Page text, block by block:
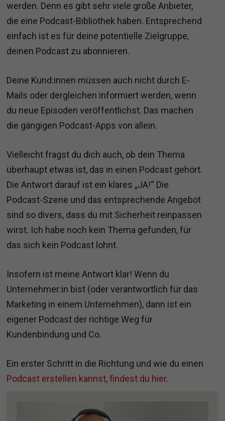
werden. Denn es gibt sehr viele große Anbieter,
die eine Podcast-Bibliothek haben. Entsprechend
einfach ist es für deine potentielle Zielgruppe,
deinen Podcast zu abonnieren.
Deine Kund:innen müssen auch nicht durch E-
Mails oder dergleichen informiert werden, wenn
du neue Episoden veröffentlichst. Das machen
die gängigen Podcast-Apps von allein.
Vielleicht fragst du dich auch, ob dein Thema
überhaupt etwas ist, das in einen Podcast gehört.
Die Antwort darauf ist ein klares „JA!“ Die
Podcast-Szene und das entsprechende Angebot
sind so divers, dass du mit Sicherheit reinpassen
wirst. Ich habe noch kein Thema gefunden, für
das sich kein Podcast lohnt.
Insofern ist meine Antwort klar! Wenn du
Unternehmer:in bist (oder verantwortlich für das
Marketing in einem Unternehmen), dann ist ein
eigener Podcast der richtige Weg für
Kundenbindung und Co.
Ein erster Schritt in die Richtung und wie du einen
Podcast erstellen kannst, findest du hier.